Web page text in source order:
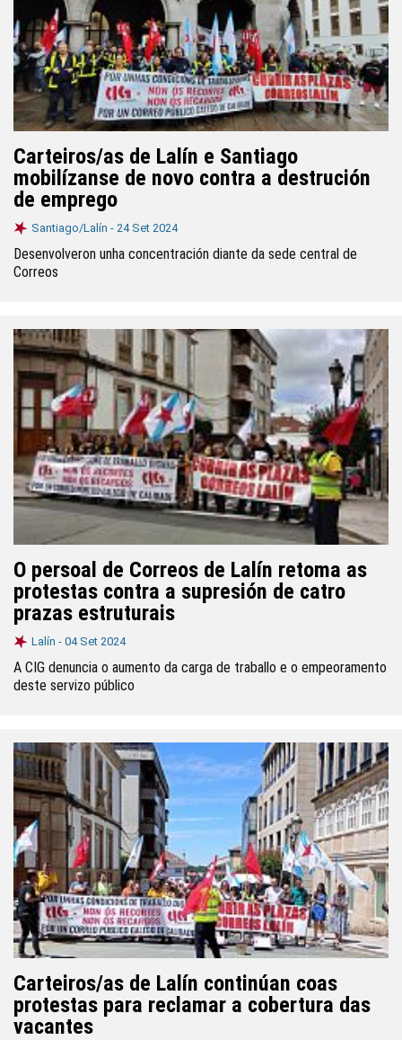
Carteiros/as de Lalín e Santiago
mobilízanse de novo contra a destrución
de emprego
Santiago/Lalín - 24 Set 2024
Desenvolveron unha concentración diante da sede central de
Correos
O persoal de Correos de Lalín retoma as
protestas contra a supresión de catro
prazas estruturais
Lalín - 04 Set 2024
A CIG denuncia o aumento da carga de traballo e o empeoramento
deste servizo público
Carteiros/as de Lalín continúan coas
protestas para reclamar a cobertura das
vacantes